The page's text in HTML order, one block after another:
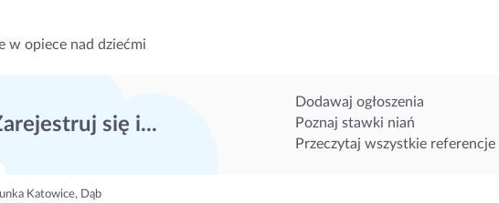
w opiece nad dziećmi
się i...
Dodawaj ogłoszenia
Poznaj stawki niań
Przeczytaj wszystkie referencje
Katowice, Dąb